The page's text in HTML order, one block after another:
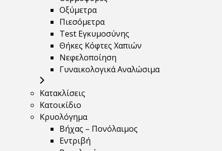
Οξύμετρα
Πιεσόμετρα
Test Εγκυμοσύνης
Θήκες Κόφτες Χαπιών
Νεφελοποίηση
Γυναικολογικά Αναλώσιμα
Κατακλίσεις
Κατοικίδιο
Κρυολόγημα
Βήχας – Πονόλαιμος
Εντριβή